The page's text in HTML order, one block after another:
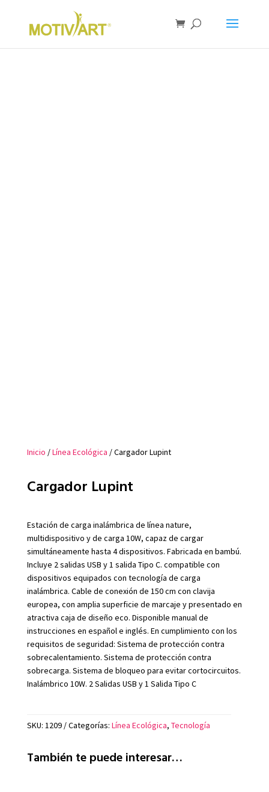
Inicio /Línea Ecológica / Cargador Lupint
Cargador Lupint
Estación de carga inalámbrica de línea nature,
multidispositivo y de carga 10W, capaz de cargar
simultáneamente hasta 4 dispositivos. Fabricada en bambú.
Incluye 2 salidas USB y 1 salida Tipo C. compatible con
dispositivos equipados con tecnología de carga
inalámbrica. Cable de conexión de 150 cm con clavija
europea, con amplia superficie de marcaje y presentado en
atractiva caja de diseño eco. Disponible manual de
instrucciones en español e inglés. En cumplimiento con los
requisitos de seguridad: Sistema de protección contra
sobrecalentamiento. Sistema de protección contra
sobrecarga. Sistema de bloqueo para evitar cortocircuitos.
Inalámbrico 10W. 2 Salidas USB y 1 Salida Tipo C
SKU: 1209 Categorías: Línea Ecológica, Tecnología
También te puede interesar…